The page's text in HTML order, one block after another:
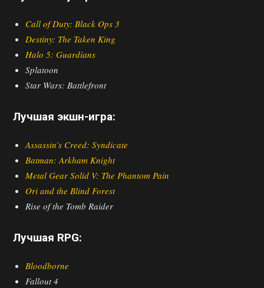
Call of Duty: Black Ops 3
Destiny: The Taken King
Halo 5: Guardians
Splatoon
Star Wars: Battlefront
Лучшая экшн-игра:
Assassin’s Creed: Syndicate
Batman: Arkham Knight
Metal Gear Solid V: The Phantom Pain
Ori and the Blind Forest
Rise of the Tomb Raider
Лучшая RPG:
Bloodborne
Fallout 4